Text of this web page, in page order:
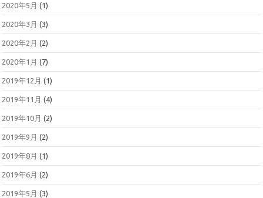
2020年5月 (1)
2020年3月 (3)
2020年2月 (2)
2020年1月 (7)
2019年12月 (1)
2019年11月 (4)
2019年10月 (2)
2019年9月 (2)
2019年8月 (1)
2019年6月 (2)
2019年5月 (3)